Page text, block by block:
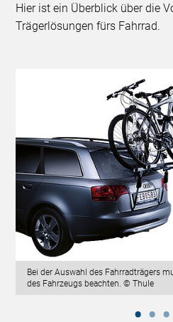
Hier ist ein Überblick über die
Trägerlösungen fürs Fahrrad.
Bei der Auswahl des Fahrradträgers
des Fahrzeugs beachten. © Thule